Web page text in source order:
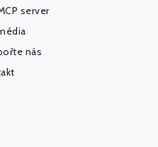
server
nás